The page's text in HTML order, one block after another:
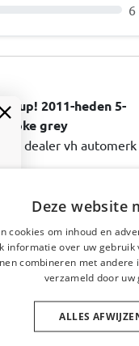
6
up! 2011-heden 5-
grey
dealer vh automerk
dealer van het
Bestellen en
Deze website
cookies om inhoud en
informatie over uw
combineren met
verzameld door uw
ALLES